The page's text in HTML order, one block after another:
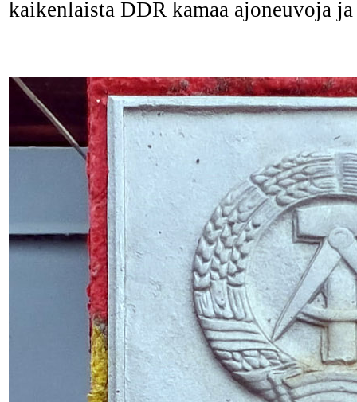
kaikenlaista DDR kamaa ajoneuvoja